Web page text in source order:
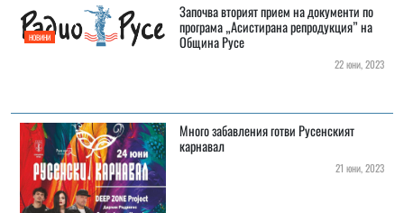
НОВИНИ
Започва вторият прием на документи по
програма „Асистирана репродукция” на
Община Русе
22 юни, 2023
Много забавления готви Русенският
карнавал
21 юни, 2023